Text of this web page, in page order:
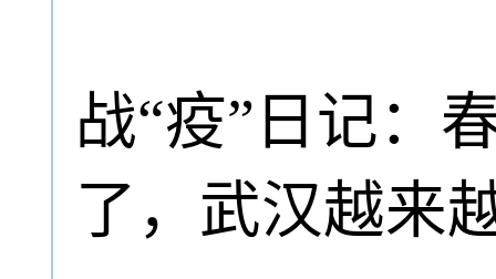
战“疫”日记：
了，武汉越来